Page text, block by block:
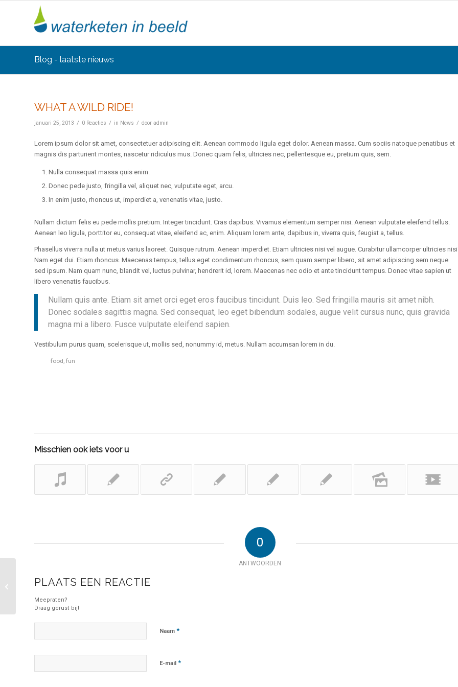
Blog - laatste nieuws
WHAT A WILD RIDE!
januari 25, 2013 / 0 Reacties / in News / door admin
Lorem ipsum dolor sit amet, consectetuer adipiscing elit. Aenean commodo ligula eget dolor. Aenean massa. Cum sociis natoque penatibus et
magnis dis parturient montes, nascetur ridiculus mus. Donec quam felis, ultricies nec, pellentesque eu, pretium quis, sem.
Nulla consequat massa quis enim.
Donec pede justo, fringilla vel, aliquet nec, vulputate eget, arcu.
In enim justo, rhoncus ut, imperdiet a, venenatis vitae, justo.
Nullam dictum felis eu pede mollis pretium. Integer tincidunt. Cras dapibus. Vivamus elementum semper nisi. Aenean vulputate eleifend tellus.
Aenean leo ligula, porttitor eu, consequat vitae, eleifend ac, enim. Aliquam lorem ante, dapibus in, viverra quis, feugiat a, tellus.
Phasellus viverra nulla ut metus varius laoreet. Quisque rutrum. Aenean imperdiet. Etiam ultricies nisi vel augue. Curabitur ullamcorper ultricies
Nam eget dui. Etiam rhoncus. Maecenas tempus, tellus eget condimentum rhoncus, sem quam semper libero, sit amet adipiscing sem neque
sed ipsum. Nam quam nunc, blandit vel, luctus pulvinar, hendrerit id, lorem. Maecenas nec odio et ante tincidunt tempus. Donec vitae sapien ut
libero venenatis faucibus.
Nullam quis ante. Etiam sit amet orci eget eros faucibus tincidunt. Duis leo. Sed fringilla mauris sit amet nibh.
Donec sodales sagittis magna. Sed consequat, leo eget bibendum sodales, augue velit cursus nunc, quis gravida
magna mi a libero. Fusce vulputate eleifend sapien.
Vestibulum purus quam, scelerisque ut, mollis sed, nonummy id, metus. Nullam accumsan lorem in du.
food, fun
Misschien ook iets voor u
0
ANTWOORDEN
PLAATS EEN REACTIE
Meepraten?
Draag gerust bij!
Naam *
E-mail *
A small gallery